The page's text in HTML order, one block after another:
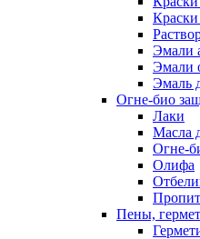
Эмали
Эмали
Эмаль
Огне-био
Лаки
Масла
Огне-
Олифа
Пены,